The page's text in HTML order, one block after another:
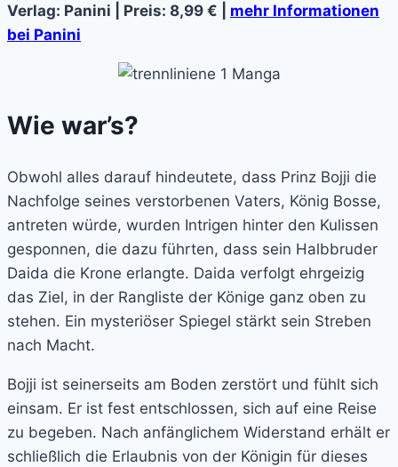
Verlag: Panini | Preis: 8,99 € | mehr Informationen
bei Panini
Wie war’s?
Obwohl alles darauf hindeutete, dass Prinz Bojji die
Nachfolge seines verstorbenen Vaters, König Bosse,
antreten würde, wurden Intrigen hinter den Kulissen
gesponnen, die dazu führten, dass sein Halbbruder
Daida die Krone erlangte. Daida verfolgt ehrgeizig
das Ziel, in der Rangliste der Könige ganz oben zu
stehen. Ein mysteriöser Spiegel stärkt sein Streben
nach Macht.
Bojji ist seinerseits am Boden zerstört und fühlt sich
einsam. Er ist fest entschlossen, sich auf eine Reise
zu begeben. Nach anfänglichem Widerstand erhält er
schließlich die Erlaubnis von der Königin für dieses